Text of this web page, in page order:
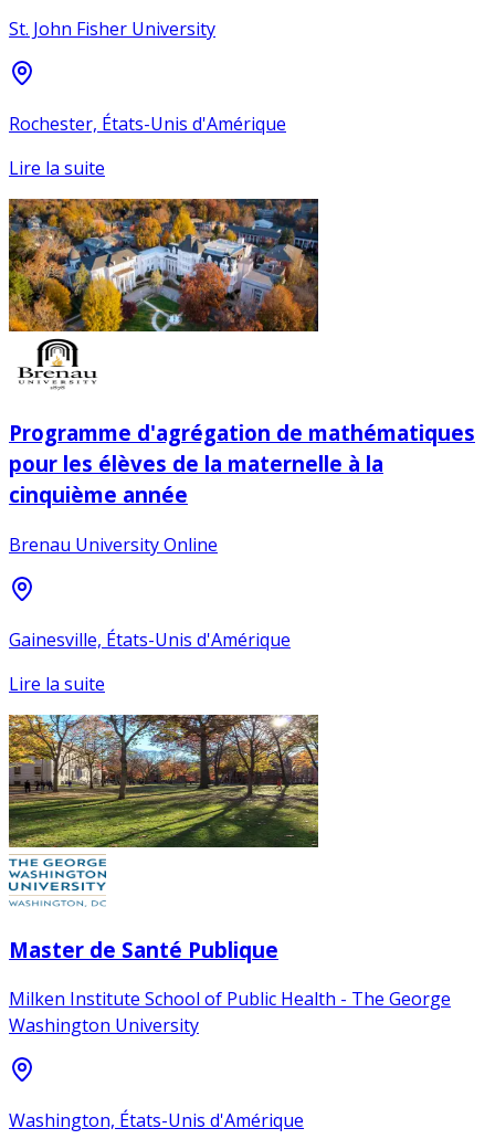
St. John Fisher University
Rochester, États-Unis d'Amérique
Lire la suite
Programme d'agrégation de mathématiques
pour les élèves de la maternelle à la
cinquième année
Brenau University Online
Gainesville, États-Unis d'Amérique
Lire la suite
Master de Santé Publique
Milken Institute School of Public Health - The George
Washington University
Washington, États-Unis d'Amérique